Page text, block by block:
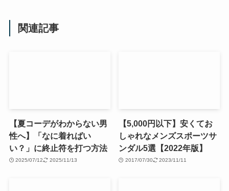
関連記事
【夏コーデがわからない男
性へ】「なに着ればい
い？」に終止符を打つ方法
2025/07/12 2025/11/13
【5,000円以下】安くてお
しゃれなメンズスポーツサ
ンダル5選【2022年版】
2017/07/30 2023/11/11